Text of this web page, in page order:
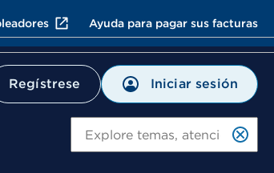
Ayuda para pagar sus facturas
Regístrese Iniciar sesión